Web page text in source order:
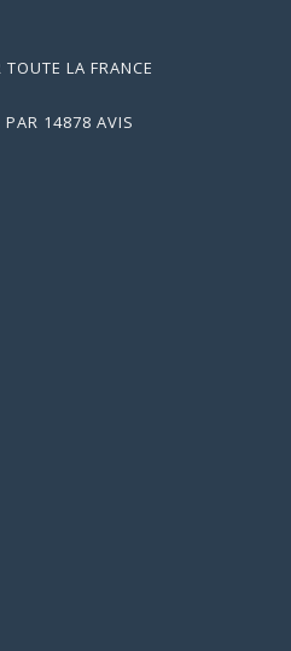
LA FRANCE
PAR 14878 AVIS